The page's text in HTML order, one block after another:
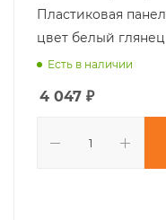
Пластиковая
цвет белый глянец
Есть в наличии
4 047 ₽